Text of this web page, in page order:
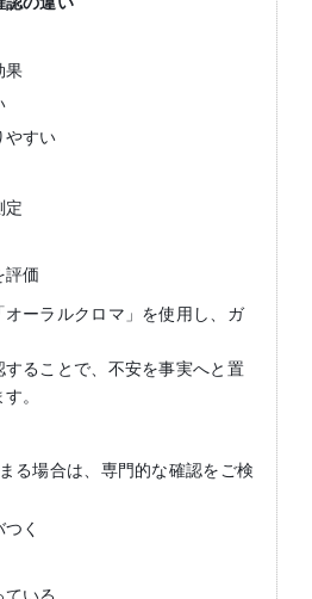
果
やすい
定
評価
ーラルクロマ」を使用し、ガ
ることで、不安を事実へと置
。
る場合は、専門的な確認をご検
く
いる